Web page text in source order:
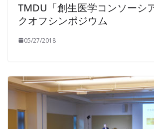
TMDU「創生医学コンソーシ
クオフシンポジウム
05/27/2018